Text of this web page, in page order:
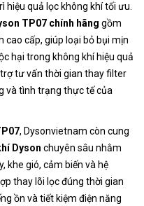
quả lọc không khí tối ưu.
TP07 chính hãng gồm
cao cấp, giúp loại bỏ bụi mịn
hại trong không khí hiệu quả
tư vấn thời gian thay filter
và tình trạng thực tế của
, Dysonvietnam còn cung
Dyson chuyên sâu nhằm
khe gió, cảm biến và hệ
thay lõi lọc đúng thời gian
ồn và tiết kiệm điện năng